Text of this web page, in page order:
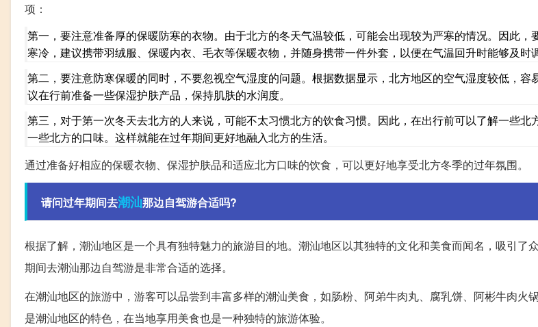
项：
第一，要注意准备厚的保暖防寒的衣物。由于北方的冬天气温较低，可能会出现较为严寒的情况。因此，
寒冷，建议携带羽绒服、保暖内衣、毛衣等保暖衣物，并随身携带一件外套，以便在气温回升时能够及时
第二，要注意防寒保暖的同时，不要忽视空气湿度的问题。根据数据显示，北方地区的空气湿度较低，容
议在行前准备一些保湿护肤产品，保持肌肤的水润度。
第三，对于第一次冬天去北方的人来说，可能不太习惯北方的饮食习惯。因此，在出行前可以了解一些北
一些北方的口味。这样就能在过年期间更好地融入北方的生活。
通过准备好相应的保暖衣物、保湿护肤品和适应北方口味的饮食，可以更好地享受北方冬季的过年氛围。
请问过年期间去潮汕那边自驾游合适吗?
根据了解，潮汕地区是一个具有独特魅力的旅游目的地。潮汕地区以其独特的文化和美食而闻名，吸引了
期间去潮汕那边自驾游是非常合适的选择。
在潮汕地区的旅游中，游客可以品尝到丰富多样的潮汕美食，如肠粉、阿弟牛肉丸、腐乳饼、阿彬牛肉火
是潮汕地区的特色，在当地享用美食也是一种独特的旅游体验。